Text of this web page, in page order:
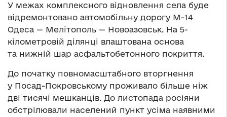
У межах комплексного відновлення села буде
відремонтовано автомобільну дорогу М-14
Одеса — Мелітополь — Новоазовськ. На 5-
кілометровій ділянці влаштована основа
та нижній шар асфальтобетонного покриття.
До початку повномасштабного вторгнення
у Посад-Покровському проживало більше ніж
дві тисячі мешканців. До листопада росіяни
обстрілювали населений пункт усіма наявними